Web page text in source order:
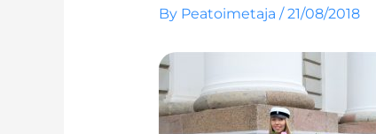
By Peatoimetaja /21/08/2018